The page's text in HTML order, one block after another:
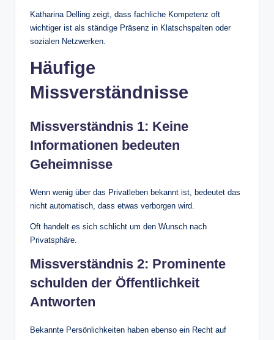
Katharina Delling zeigt, dass fachliche Kompetenz oft
wichtiger ist als ständige Präsenz in Klatschspalten oder
sozialen Netzwerken.
Häufige
Missverständnisse
Missverständnis 1: Keine
Informationen bedeuten
Geheimnisse
Wenn wenig über das Privatleben bekannt ist, bedeutet das
nicht automatisch, dass etwas verborgen wird.
Oft handelt es sich schlicht um den Wunsch nach
Privatsphäre.
Missverständnis 2: Prominente
schulden der Öffentlichkeit
Antworten
Bekannte Persönlichkeiten haben ebenso ein Recht auf